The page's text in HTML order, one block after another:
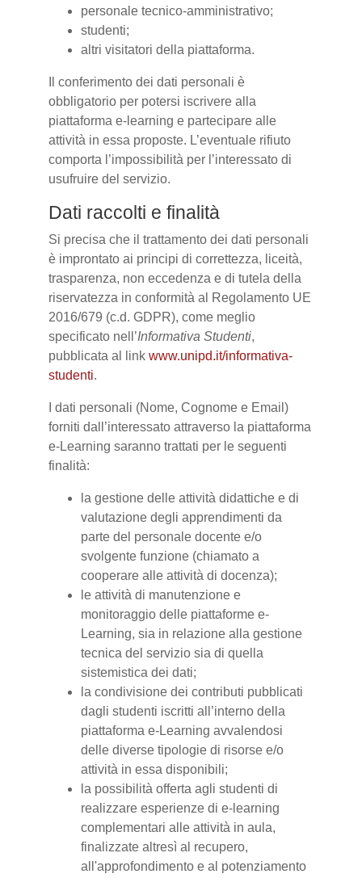
personale tecnico-amministrativo;
studenti;
altri visitatori della piattaforma.
Il conferimento dei dati personali è
obbligatorio per potersi iscrivere alla
piattaforma e-learning e partecipare alle
attività in essa proposte. L’eventuale rifiuto
comporta l’impossibilità per l’interessato di
usufruire del servizio.
Dati raccolti e finalità
Si precisa che il trattamento dei dati personali
è improntato ai principi di correttezza, liceità,
trasparenza, non eccedenza e di tutela della
riservatezza in conformità al Regolamento UE
2016/679 (c.d. GDPR), come meglio
specificato nell’Informativa Studenti,
pubblicata al link www.unipd.it/informativa-
studenti.
I dati personali (Nome, Cognome e Email)
forniti dall’interessato attraverso la piattaforma
e-Learning saranno trattati per le seguenti
finalità:
la gestione delle attività didattiche e di
valutazione degli apprendimenti da
parte del personale docente e/o
svolgente funzione (chiamato a
cooperare alle attività di docenza);
le attività di manutenzione e
monitoraggio delle piattaforme e-
Learning, sia in relazione alla gestione
tecnica del servizio sia di quella
sistemistica dei dati;
la condivisione dei contributi pubblicati
dagli studenti iscritti all’interno della
piattaforma e-Learning avvalendosi
delle diverse tipologie di risorse e/o
attività in essa disponibili;
la possibilità offerta agli studenti di
realizzare esperienze di e-learning
complementari alle attività in aula,
finalizzate altresì al recupero,
all'approfondimento e al potenziamento